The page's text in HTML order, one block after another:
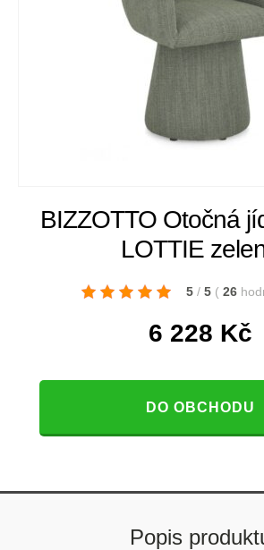
BIZZOTTO Otočná
LOTTIE
5 / 5 ( 26
6 228 Kč
DO OBCHODU
Popis